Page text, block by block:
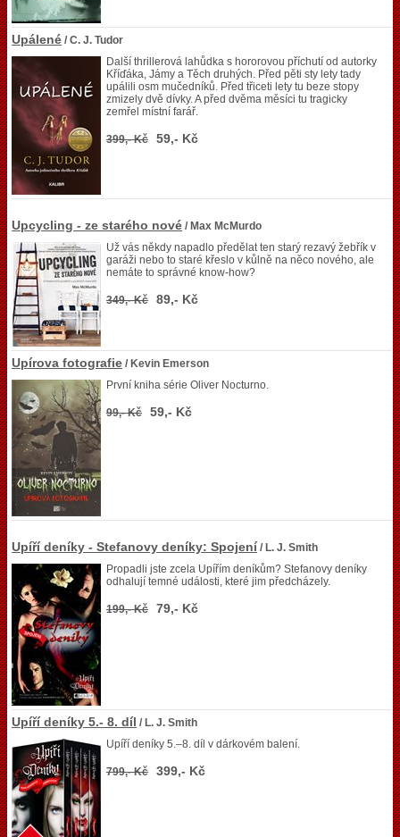
Upálené / C. J. Tudor
Další thrillerová lahůdka s hororovou příchutí od autorky
Kříďáka, Jámy a Těch druhých. Před pěti sty lety tady
upálili osm mučedníků. Před třiceti lety tu beze stopy
zmizely dvě dívky. A před dvěma měsíci tu tragicky
zemřel místní farář.
399,- Kč 59,- Kč
Upcycling - ze starého nové / Max McMurdo
Už vás někdy napadlo předělat ten starý rezavý žebřík v
garáži nebo to staré křeslo v kůlně na něco nového, ale
nemáte to správné know-how?
349,- Kč 89,- Kč
Upírova fotografie / Kevin Emerson
První kniha série Oliver Nocturno.
99,- Kč 59,- Kč
Upíří deníky - Stefanovy deníky: Spojení / L. J. Smith
Propadli jste zcela Upířím deníkům? Stefanovy deníky
odhalují temné události, které jim předcházely.
199,- Kč 79,- Kč
Upíří deníky 5.- 8. díl / L. J. Smith
Upíří deníky 5.–8. díl v dárkovém balení.
799,- Kč 399,- Kč